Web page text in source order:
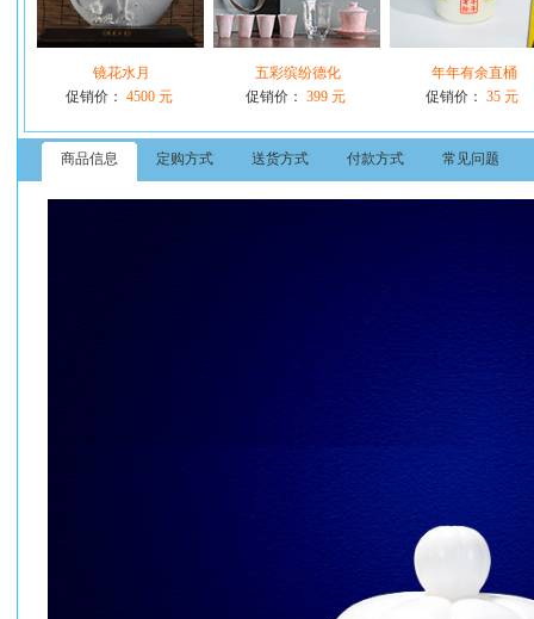
镜花水月
促销价： 4500 元
五彩缤纷德化
促销价： 399 元
年年有余直桶
促销价： 35 元
商品信息 定购方式 送货方式 付款方式 常见问题